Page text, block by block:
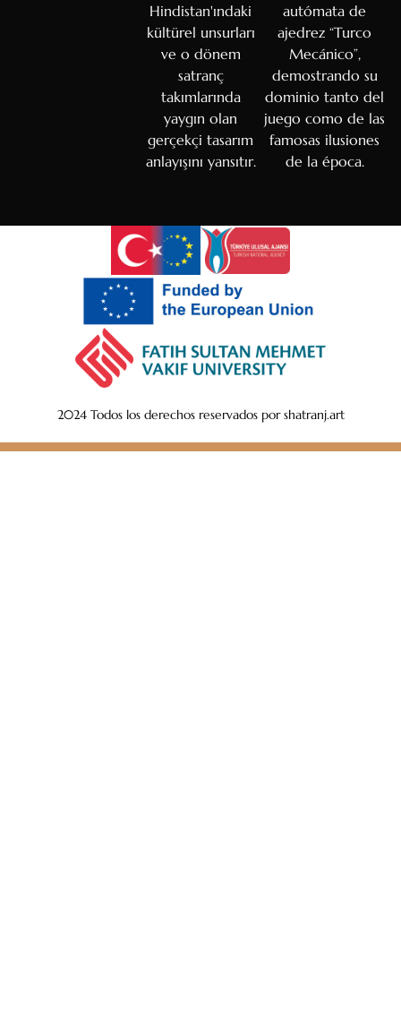
Hindistan'ındaki
kültürel unsurları
ve o dönem
satranç
takımlarında
yaygın olan
gerçekçi tasarım
anlayışını yansıtır.
autómata de
ajedrez “Turco
Mecánico”,
demostrando su
dominio tanto del
juego como de las
famosas ilusiones
de la época.
2024 Todos los derechos reservados por shatranj.art